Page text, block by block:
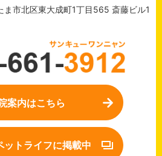
市北区東大成町1丁目565 斎藤ビル1
案内はこちら
ットライフに掲載中